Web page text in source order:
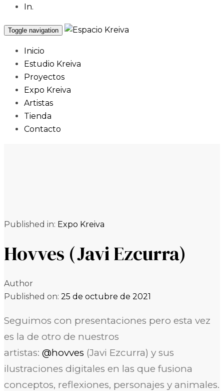
In.
Toggle navigation
Inicio
Estudio Kreiva
Proyectos
Expo Kreiva
Artistas
Tienda
Contacto
Published in: Expo Kreiva
Hovves (Javi Ezcurra)
Author
Published on: 25 de octubre de 2021
Seguimos con presentaciones pero esta vez
es la de otro de nuestros
artistas: @hovves (Javi Ezcurra) y sus
ilustraciones digitales en las que fusiona
conceptos, reflexiones, personajes y animales.